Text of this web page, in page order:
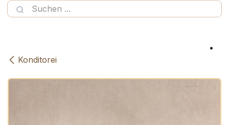
Konditorei